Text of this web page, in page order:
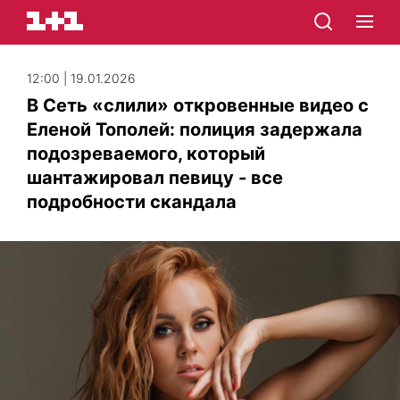
12:00 | 19.01.2026
В Сеть «слили» откровенные видео с
Еленой Тополей: полиция задержала
подозреваемого, который
шантажировал певицу - все
подробности скандала